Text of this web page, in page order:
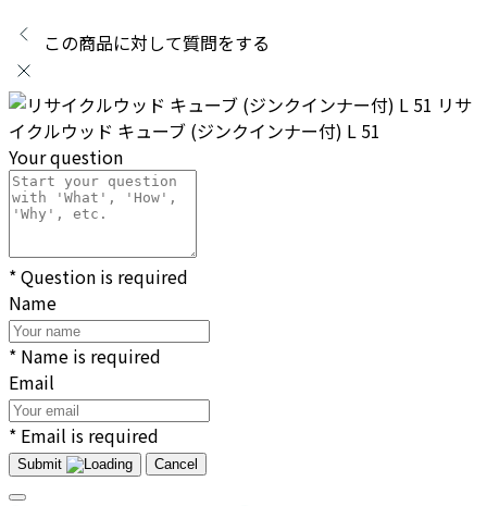
この商品に対して質問をする
リサ
イクルウッド キューブ (ジンクインナー付) L 51
Your question
* Question is required
Name
* Name is required
Email
* Email is required
Submit Cancel